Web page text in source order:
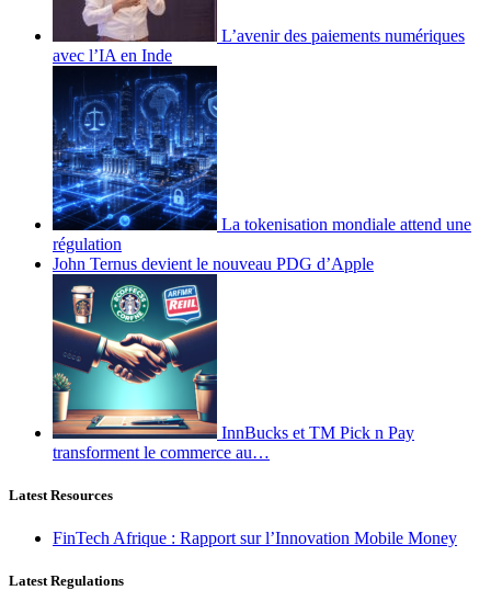
L’avenir des paiements numériques
avec l’IA en Inde
La tokenisation mondiale attend une
régulation
John Ternus devient le nouveau PDG d’Apple
InnBucks et TM Pick n Pay
transforment le commerce au…
Latest Resources
FinTech Afrique : Rapport sur l’Innovation Mobile Money
Latest Regulations